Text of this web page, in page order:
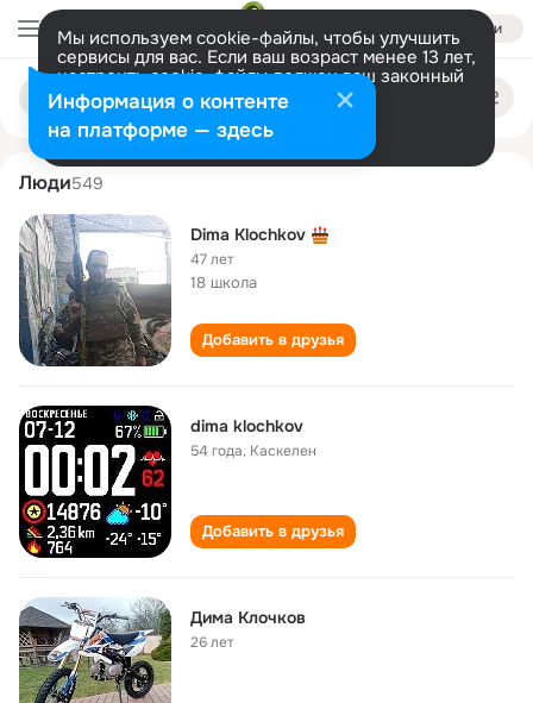
Войти
Мы используем cookie-файлы, чтобы улучшить
сервисы для вас. Если ваш возраст менее 13 лет,
настроить cookie-файлы должен ваш законный
представитель. Больше информации
Разрешить все Настроить
Поиск
людям
dima klochkov
Люди549
Dima Klochkov
47 лет
18 школа
Добавить в друзья
dima klochkov
54 года, Каскелен
Добавить в друзья
Дима Клочков
26 лет
Информация о контенте
на платформе — здесь